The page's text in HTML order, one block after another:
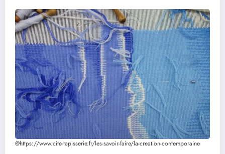
@https://www.cite-tapisserie.fr/les-savoir-faire/la-creation-contemporaine